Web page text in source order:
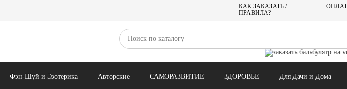
КАК ЗАКАЗАТЬ /
ПРАВИЛА?
Фэн-Шуй и Эзотерика Авторские САМОРАЗВИТИЕ ЗДОРОВЬЕ Для Дачи и Дома
Скворечники для птиц